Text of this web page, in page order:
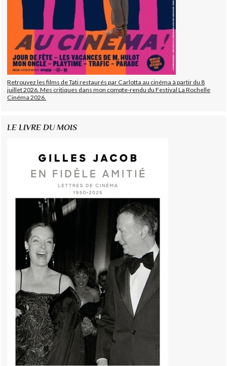
Retrouvez les films de Tati restaurés par Carlotta au cinéma à partir du 8
juillet 2026. Mes critiques dans mon compte-rendu du Festival La Rochelle
Cinéma 2026.
LE LIVRE DU MOIS